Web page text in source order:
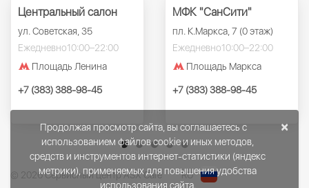
Центральный салон
ул. Советская, 35
Ежедневно10:00–22:00
Площадь Ленина
+7 (383) 388-98-45
МФК "СанСити"
пл. К.Маркса, 7 (0 этаж)
Ежедневно10:00–22:00
Площадь Маркса
+7 (383) 388-98-45
© 2026 Сервисный центр ASX Care RU
×
Продолжая просмотр сайта, вы соглашаетесь с
использованием файлов cookie и иных методов,
средств и инструментов интернет-статистики (яндекс
метрики), применяемых для повышения удобства
использования сайта.